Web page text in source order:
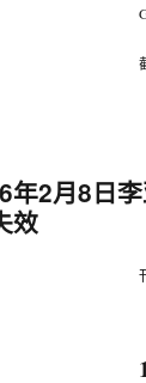
年2月8日
效